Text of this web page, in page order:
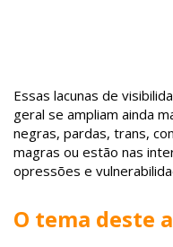
Essas lacunas de
geral se ampliam ainda
negras, pardas, trans,
magras ou estão nas
opressões e
O tema deste